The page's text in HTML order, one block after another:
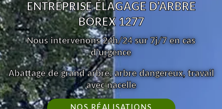
ENTREPRISE ÉLAGAGE D'ARBRE
BOREX 1277
Nous intervenons 24h/24 sur 7j/7 en cas
d'urgence
Abattage de grand arbre, arbre dangereux, travail
avec nacelle